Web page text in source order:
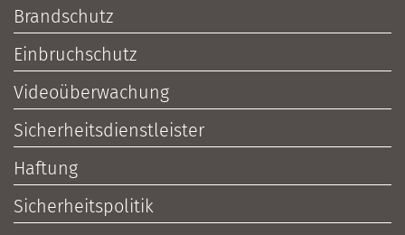
Brandschutz
Einbruchschutz
Videoüberwachung
Sicherheitsdienstleister
Haftung
Sicherheitspolitik